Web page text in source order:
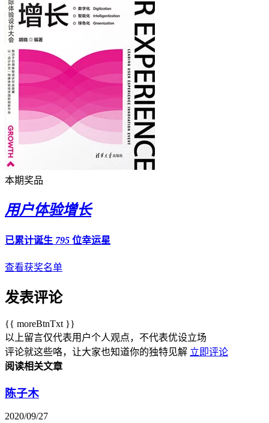
本期奖品
用户体验增长
已累计诞生 795 位幸运星
查看获奖名单
发表评论
{{ moreBtnTxt }}
以上留言仅代表用户个人观点，不代表优设立场
评论就这些咯，让大家也知道你的独特见解 立即评论
阅读相关文章
陈子木
2020/09/27